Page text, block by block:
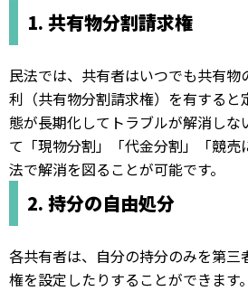
1. 共有物分割請求権
民法では、共有者はいつでも共有
利（共有物分割請求権）を有すると
態が長期化してトラブルが解消しな
て「現物分割」「代金分割」「競
法で解消を図ることが可能です。
2. 持分の自由処分
各共有者は、自分の持分のみを第三
権を設定したりすることができます